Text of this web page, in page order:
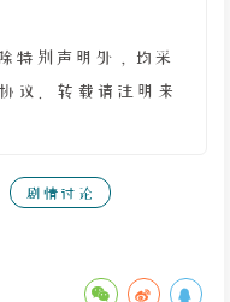
特别声明外，均采
议。转载请注明来
剧情讨论